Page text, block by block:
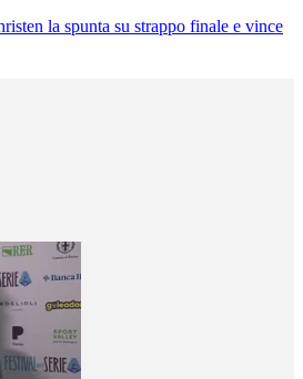
la spunta su strappo finale e vince